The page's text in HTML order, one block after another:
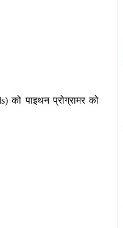
को पाइथन प्रोग्रामर को